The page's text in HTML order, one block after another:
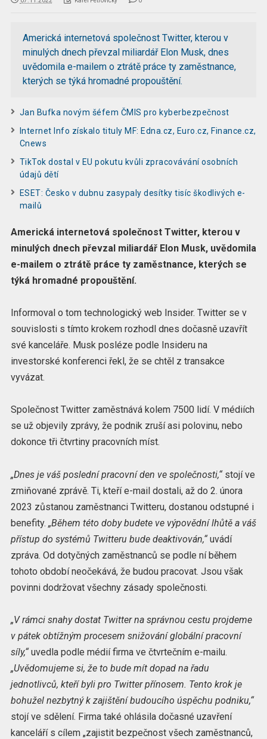
Americká internetová společnost Twitter, kterou v
minulých dnech převzal miliardář Elon Musk, dnes
uvědomila e-mailem o ztrátě práce ty zaměstnance,
kterých se týká hromadné propouštění.
Jan Bufka novým šéfem ČMIS pro kyberbezpečnost
Internet Info získalo tituly MF: Edna.cz, Euro.cz, Finance.cz,
Cnews
TikTok dostal v EU pokutu kvůli zpracovávání osobních
údajů dětí
ESET: Česko v dubnu zasypaly desítky tisíc škodlivých e-
mailů
Americká internetová společnost Twitter, kterou v
minulých dnech převzal miliardář Elon Musk, uvědomila
e-mailem o ztrátě práce ty zaměstnance, kterých se
týká hromadné propouštění.
Informoval o tom technologický web Insider. Twitter se v
souvislosti s tímto krokem rozhodl dnes dočasně uzavřít
své kanceláře. Musk posléze podle Insideru na
investorské konferenci řekl, že se chtěl z transakce
vyvázat.
Společnost Twitter zaměstnává kolem 7500 lidí. V médiích
se už objevily zprávy, že podnik zruší asi polovinu, nebo
dokonce tři čtvrtiny pracovních míst.
„Dnes je váš poslední pracovní den ve společnosti,“stojí ve
zmiňované zprávě. Ti, kteří e-mail dostali, až do 2. února
2023 zůstanou zaměstnanci Twitteru, dostanou odstupné i
benefity. „Během této doby budete ve výpovědní lhůtě a váš
přístup do systémů Twitteru bude deaktivován,“uvádí
zpráva. Od dotyčných zaměstnanců se podle ní během
tohoto období neočekává, že budou pracovat. Jsou však
povinni dodržovat všechny zásady společnosti.
„V rámci snahy dostat Twitter na správnou cestu projdeme
v pátek obtížným procesem snižování globální pracovní
síly,“uvedla podle médií firma ve čtvrtečním e-mailu.
„Uvědomujeme si, že to bude mít dopad na řadu
jednotlivců, kteří byli pro Twitter přínosem. Tento krok je
bohužel nezbytný k zajištění budoucího úspěchu podniku,“
stojí ve sdělení. Firma také ohlásila dočasné uzavření
kanceláří s cílem „zajistit bezpečnost všech zaměstnanců,